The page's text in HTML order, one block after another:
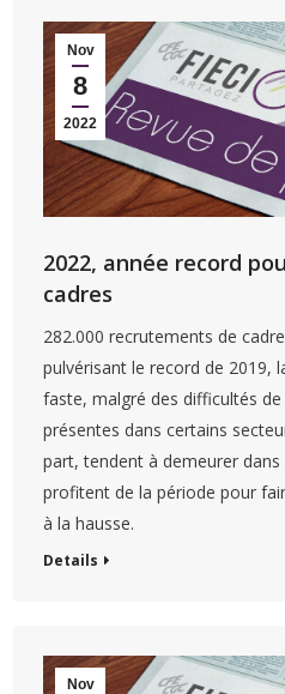
Nov
8
2022
2022, année record
cadres
282.000 recrutements de
pulvérisant le record de 2019,
faste, malgré des difficultés
présentes dans certains
part, tendent à demeurer
profitent de la période pour
à la hausse.
Details
Nov